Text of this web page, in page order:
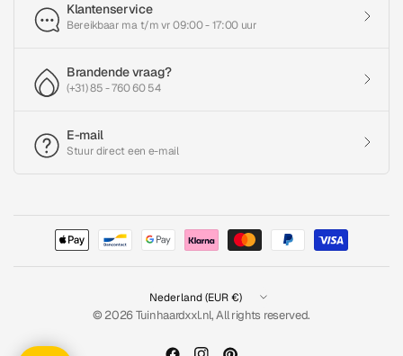
Klantenservice
Bereikbaar ma t/m vr 09:00 - 17:00 uur
Brandende vraag?
(+31) 85 - 760 60 54
E-mail
Stuur direct een e-mail
Land/regio
bijwerken
© 2026 Tuinhaardxxl.nl, All rights reserved.